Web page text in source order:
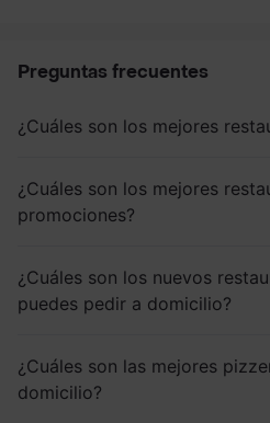
Preguntas frecuentes
¿Cuáles son los mejores
¿Cuáles son los mejores
promociones?
¿Cuáles son los nuevos
puedes pedir a domicilio?
¿Cuáles son las mejores
domicilio?